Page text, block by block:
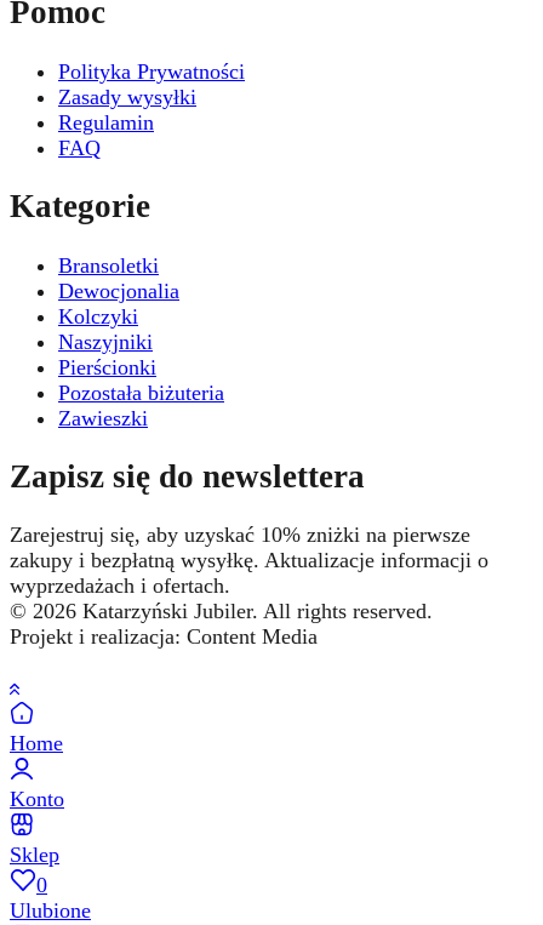
Pomoc
Polityka Prywatności
Zasady wysyłki
Regulamin
FAQ
Kategorie
Bransoletki
Dewocjonalia
Kolczyki
Naszyjniki
Pierścionki
Pozostała biżuteria
Zawieszki
Zapisz się do newslettera
Zarejestruj się, aby uzyskać 10% zniżki na pierwsze
zakupy i bezpłatną wysyłkę. Aktualizacje informacji o
wyprzedażach i ofertach.
© 2026 Katarzyński Jubiler. All rights reserved.
Projekt i realizacja: Content Media
Home
Konto
Sklep
0
Ulubione